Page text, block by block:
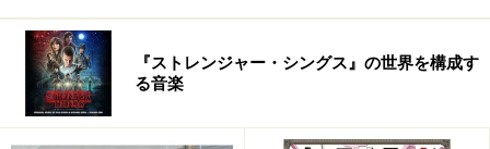
『ストレンジャー・シングス』の世界を構成す
る音楽